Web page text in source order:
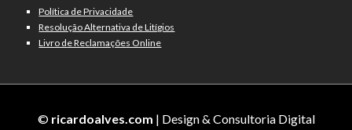
Política de Privacidade
Resolução Alternativa de Litígios
Livro de Reclamações Online
© ricardoalves.com | Design & Consultoria Digital